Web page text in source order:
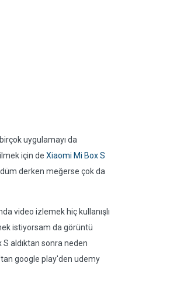
uygulamayı da
için de Xiaomi Mi Box S
derken meğerse çok da
video izlemek hiç kullanışlı
istiyorsam da görüntü
aldıktan sonra neden
google play'den udemy